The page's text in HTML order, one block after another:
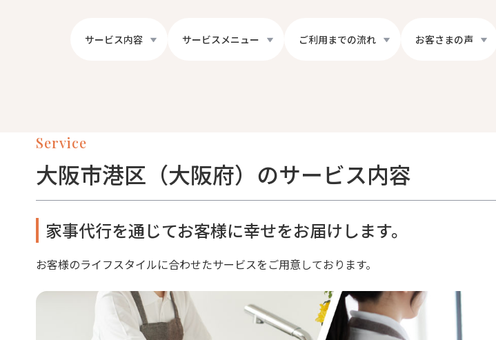
サービス内容 サービスメニュー ご利用までの流れ お客さまの声
Service
大阪市港区（大阪府）のサービス内容
家事代行を通じてお客様に幸せをお届けします。
お客様のライフスタイルに合わせたサービスをご用意しております。